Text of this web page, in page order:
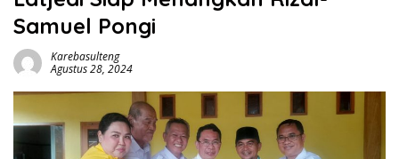
Samuel Pongi
Karebasulteng
Agustus 28, 2024